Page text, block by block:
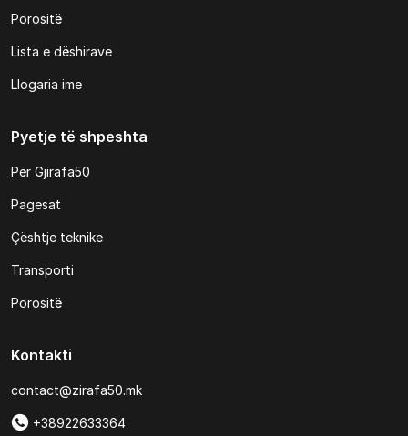
Porositë
Lista e dëshirave
Llogaria ime
Pyetje të shpeshta
Për Gjirafa50
Pagesat
Çështje teknike
Transporti
Porositë
Kontakti
contact@zirafa50.mk
+38922633364